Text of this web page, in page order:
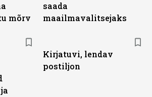
mõrv
saada
maailmavalitsejaks
Kirjatuvi, lendav
postiljon